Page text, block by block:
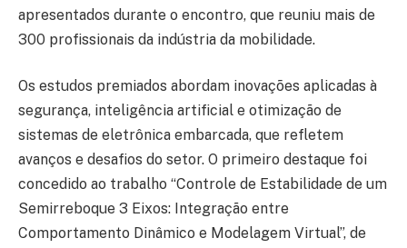
apresentados durante o encontro, que reuniu mais de
300 profissionais da indústria da mobilidade.
Os estudos premiados abordam inovações aplicadas à
segurança, inteligência artificial e otimização de
sistemas de eletrônica embarcada, que refletem
avanços e desafios do setor. O primeiro destaque foi
concedido ao trabalho “Controle de Estabilidade de um
Semirreboque 3 Eixos: Integração entre
Comportamento Dinâmico e Modelagem Virtual”, de